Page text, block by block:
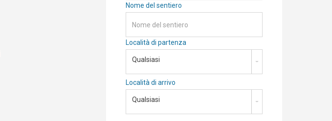
Nome del sentiero
Località di partenza
Qualsiasi
Località di arrivo
Qualsiasi